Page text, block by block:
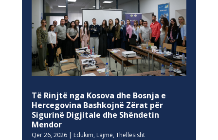
Të Rinjtë nga Kosova dhe Bosnja e
Hercegovina Bashkojnë Zërat për
Sigurinë Digjitale dhe Shëndetin
Mendor
Qer 26, 2026| Edukim, Lajme, Thellesisht